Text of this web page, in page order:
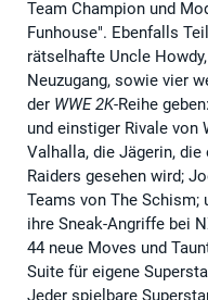
Team Champion und
Funhouse". Ebenfalls
rätselhafte Uncle
Neuzugang, sowie vier
der WWE 2K-Reihe
und einstiger Rivale von
Valhalla, die Jägerin,
Raiders gesehen wird;
Teams von The Schism;
ihre Sneak-Angriffe bei
44 neue Moves und
Suite für eigene
Jeder spielbare